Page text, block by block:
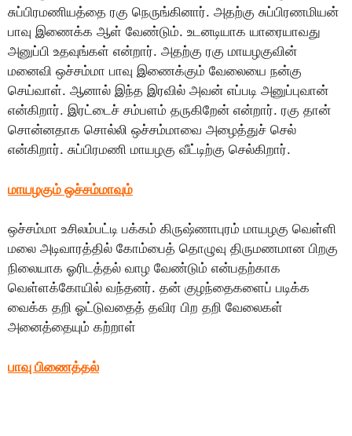
சுப்பிரமணியத்தை ரகு நெருங்கினார். அதற்கு சுப்பிரணமியன்
பாவு இணைக்க ஆள் வேண்டும். உடனடியாக யாரையாவது
அனுப்பி உதவுங்கள் என்றார். அதற்கு ரகு மாயழகுவின்
மனைவி ஒச்சம்மா பாவு இணைக்கும் வேலையை நன்கு
செய்வாள். ஆனால் இந்த இரவில் அவன் எப்படி அனுப்புவான்
என்கிறார். இரட்டைச் சம்பளம் தருகிறேன் என்றார். ரகு தான்
சொன்னதாக சொல்லி ஒச்சம்மாவை அழைத்துச் செல்
என்கிறார். சுப்பிரமணி மாயழகு வீட்டிற்கு செல்கிறார்.
மாயழகும் ஒச்சம்மாவும்
ஒச்சம்மா உசிலம்பட்டி பக்கம் கிருஷ்ணாபுரம் மாயழகு வெள்ளி
மலை அடிவாரத்தில் கோம்பைத் தொழுவு திருமணமான பிறகு
நிலையாக ஓரிடத்தல் வாழ வேண்டும் என்பதற்காக
வெள்ளக்கோயில் வந்தனர். தன் குழந்தைகளைப் படிக்க
வைக்க தறி ஓட்டுவதைத் தவிர பிற தறி வேலைகள்
அனைத்தையும் கற்றாள்
பாவு பிணைத்தல்